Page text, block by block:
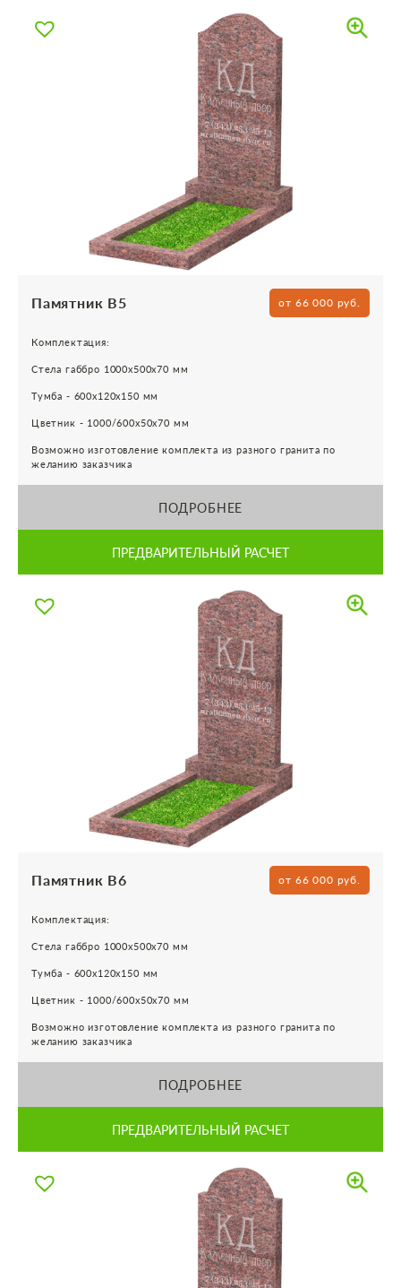
Памятник В5 от 66 000 руб.
Комплектация:
Стела габбро 1000х500х70 мм
Тумба - 600х120х150 мм
Цветник - 1000/600х50х70 мм
Возможно изготовление комплекта из разного гранита по
желанию заказчика
ПОДРОБНЕЕ
ПРЕДВАРИТЕЛЬНЫЙ РАСЧЕТ
Памятник В6 от 66 000 руб.
Комплектация:
Стела габбро 1000х500х70 мм
Тумба - 600х120х150 мм
Цветник - 1000/600х50х70 мм
Возможно изготовление комплекта из разного гранита по
желанию заказчика
ПОДРОБНЕЕ
ПРЕДВАРИТЕЛЬНЫЙ РАСЧЕТ